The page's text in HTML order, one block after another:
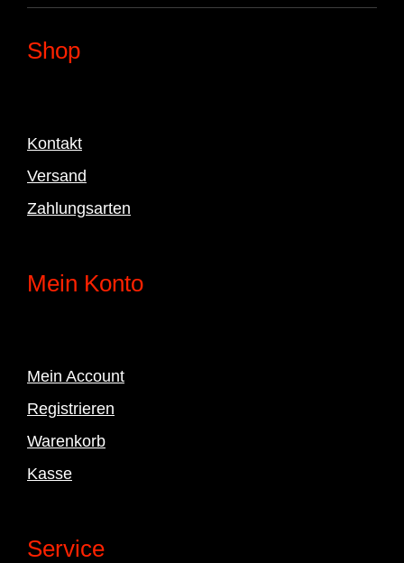
Shop
Kontakt
Versand
Zahlungsarten
Mein Konto
Mein Account
Registrieren
Warenkorb
Kasse
Service